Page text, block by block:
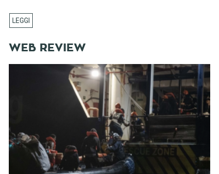
WEB REVIEW